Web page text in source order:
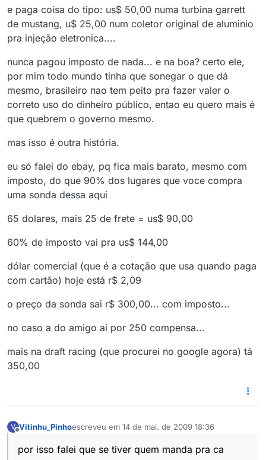
e paga coisa do tipo: us$ 50,00 numa turbina garrett
de mustang, u$ 25,00 num coletor original de aluminio
pra injeção eletronica....
nunca pagou imposto de nada... e na boa? certo ele,
por mim todo mundo tinha que sonegar o que dá
mesmo, brasileiro nao tem peito pra fazer valer o
correto uso do dinheiro público, entao eu quero mais é
que quebrem o governo mesmo.
mas isso é outra história.
eu só falei do ebay, pq fica mais barato, mesmo com
imposto, do que 90% dos lugares que voce compra
uma sonda dessa aqui
65 dolares, mais 25 de frete = us$ 90,00
60% de imposto vai pra us$ 144,00
dólar comercial (que é a cotação que usa quando paga
com cartão) hoje está r$ 2,09
o preço da sonda sai r$ 300,00... com imposto...
no caso a do amigo ai por 250 compensa...
mais na draft racing (que procurei no google agora) tá
350,00
V Vitinhu_Pinhoescreveu em 14 de mai. de 2009 18:36
última edição por
por isso falei que se tiver quem manda pra ca